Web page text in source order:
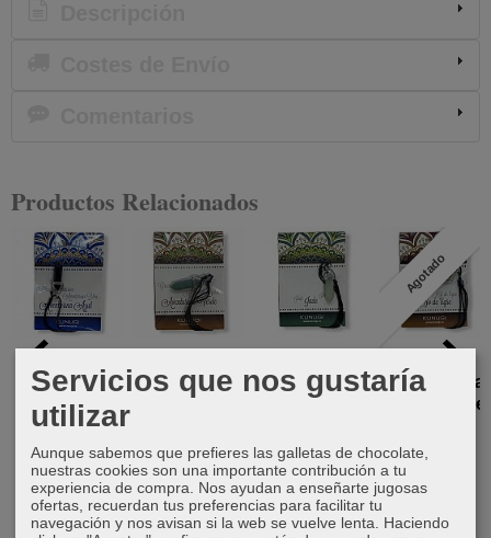
Productos Relacionados
biterminada
Aventurina
Azul
6,50 €
biterminada
Aventurina
6,50 €
biterminada
Jade
Agotado
biterminada
Ojo de Tigre
Servicios que nos gustaría
utilizar
Aunque sabemos que prefieres las galletas de chocolate,
nuestras cookies son una importante contribución a tu
experiencia de compra. Nos ayudan a enseñarte jugosas
ofertas, recuerdan tus preferencias para facilitar tu
navegación y nos avisan si la web se vuelve lenta. Haciendo